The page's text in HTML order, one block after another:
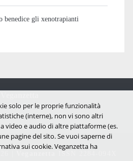
benedice gli xenotrapianti
vegan e antispecista
|
solo per le proprie funzionalità
(interne), non vi sono altri
video e audio di altre piattaforme (es.
pagine del sito. Se vuoi saperne di
sui cookie. Veganzetta ha